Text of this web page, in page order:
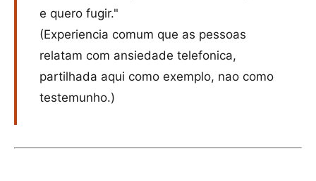
e quero fugir."
(Experiencia comum que as pessoas
relatam com ansiedade telefonica,
partilhada aqui como exemplo, nao como
testemunho.)